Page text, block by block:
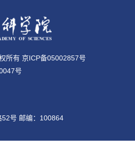
所有 京ICP备05002857号
号
号 邮编：100864